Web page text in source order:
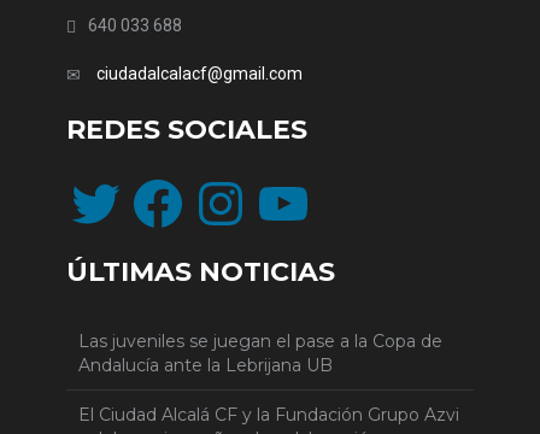
640 033 688
ciudadalcalacf@gmail.com
REDES SOCIALES
Twitter FacebookInstagramYouTube
ÚLTIMAS NOTICIAS
Las juveniles se juegan el pase a la Copa de
Andalucía ante la Lebrijana UB
El Ciudad Alcalá CF y la Fundación Grupo Azvi